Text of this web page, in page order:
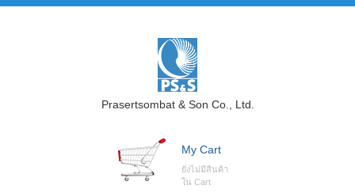
Prasertsombat & Son Co., Ltd.
My Cart
ยังไม่มีสินค้า
ใน Cart